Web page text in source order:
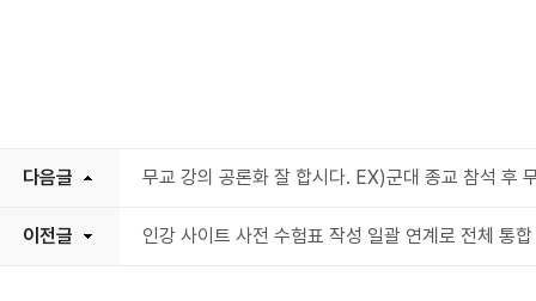
다음글 무교 강의 공론화 잘 합시다. EX)군대 종교 참석 후
이전글 인강 사이트 사전 수험표 작성 일괄 연계로 전체 통